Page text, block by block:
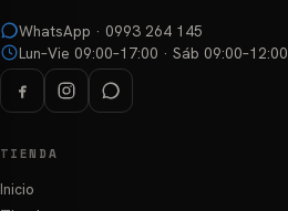
de
producto
de
WhatsApp · 0993 264 145
Lun–Vie 09:00–17:00 · Sáb 09:00–12:00
TIENDA
Inicio